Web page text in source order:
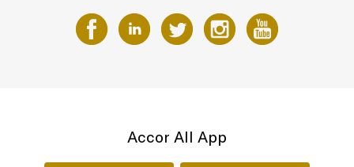
Accor All App